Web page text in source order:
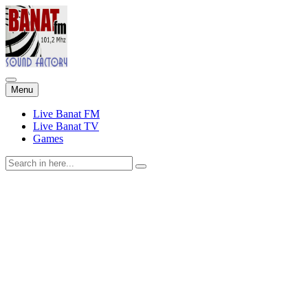
Menu Skip
to
content
Live Banat FM
Live Banat TV
Games
Search
for: